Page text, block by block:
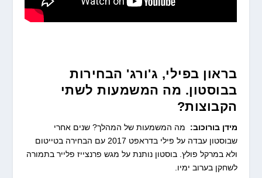
בראון בפילי, ג'ורג' הבחירות
בבוסטון. מה המשמעות לשתי
הקבוצות?
מידן בורוכוב: מה המשמעות של המהלך? שנים אחרי
שבוסטון עבדה על פילי בדראפט 2017 עם הבחירה בטייטום
ולא במרקל פולץ. בוסטון נותנת על מגש פרנצייז פלייר בתמורה
לשחקן בערוב ימיו.